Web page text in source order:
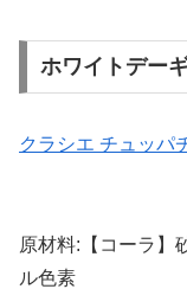
ホワイトデー
クラシエ チュッパ
原材料:【コーラ】
ル色素